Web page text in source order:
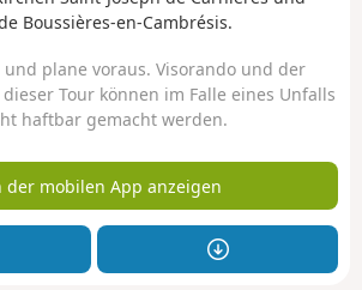
Boussières-en-Cambrésis.
plane voraus. Visorando und der
Tour können im Falle eines Unfalls
haftbar gemacht werden.
der mobilen App anzeigen